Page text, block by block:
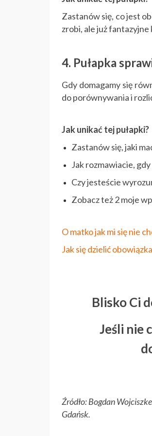
Zastanów się, co jest
zrobi, ale już
4. Pułapka
Gdy domagamy się
do porównywania i
Jak unikać tej pułapki?
Zastanów się, jaki
Jak rozmawiacie,
Czy jesteście
Zobacz też 2 moje
O matko jak mi się nie
Jak się dzielić
Blisko Ci
Jeśli nie
Źródło: Bogdan
Gdańsk.